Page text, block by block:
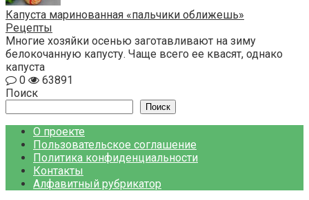
Капуста маринованная «пальчики оближешь»
Рецепты
Многие хозяйки осенью заготавливают на зиму
белокочанную капусту. Чаще всего ее квасят, однако
капуста
0
63891
Поиск
Поиск
О проекте
Пользовательское соглашение
Политика конфиденциальности
Контакты
Алфавитный рубрикатор